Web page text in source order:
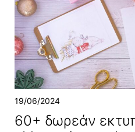
19/06/2024
60+ δωρεάν